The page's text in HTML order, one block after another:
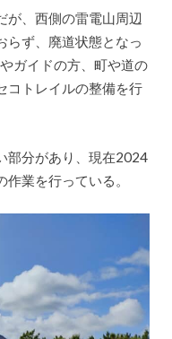
が、西側の雷電山周辺
らず、廃道状態となっ
ガイドの方、町や道の
コトレイルの整備を行
部分があり、現在2024
業を行っている。